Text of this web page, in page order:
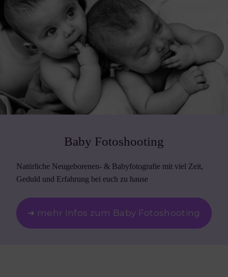
Baby Fotoshooting
Natürliche Neugeborenen- & Babyfotografie mit viel Zeit,
Geduld und Erfahrung bei euch zu hause
➜ mehr Infos zum Baby Fotoshooting